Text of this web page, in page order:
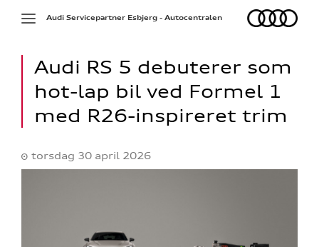
Toggle
Audi
Audi Servicepartner Esbjerg - Autocentralen
Audi RS 5 debuterer som
hot-lap bil ved Formel 1
med R26-inspireret trim
torsdag 30 april 2026